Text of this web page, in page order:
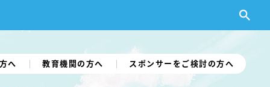
へ 教育機関の方へ スポンサーをご検討の方へ